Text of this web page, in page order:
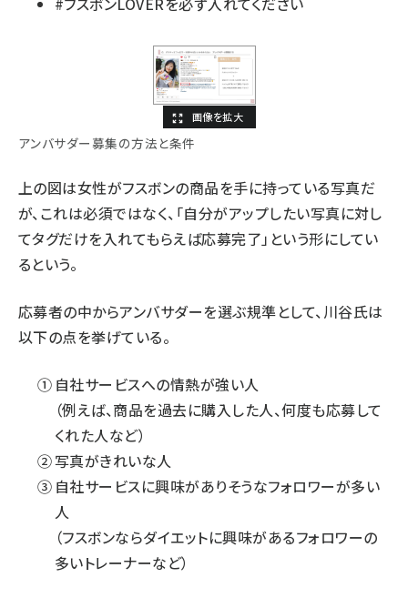
アンバサダー募集の方法と条件
上の図は女性がフスボンの商品を手に持っている写真だ
が、これは必須ではなく、「自分がアップしたい写真に対し
てタグだけを入れてもらえば応募完了」という形にしてい
るという。
応募者の中からアンバサダーを選ぶ規準として、川谷氏は
以下の点を挙げている。
自社サービスへの情熱が強い人
（例えば、商品を過去に購入した人、何度も応募して
くれた人など）
写真がきれいな人
自社サービスに興味がありそうなフォロワーが多い
人
（フスボンならダイエットに興味があるフォロワーの
多いトレーナーなど）